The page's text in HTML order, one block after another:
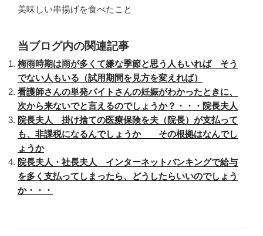
美味しい串揚げを食べたこと
当ブログ内の関連記事
梅雨時期は雨が多くて嫌な季節と思う人もいれば そう
でない人もいる（試用期間を見方を変えれば）
看護師さんの単発バイトさんの妊娠がわかったときに、
次から来ないでと言えるのでしょうか？・・・院長夫人
院長夫人 掛け捨ての医療保険を夫（院長）が支払って
も、非課税になるんでしょうか その根拠はなんでし
ょうか
院長夫人・社長夫人 インターネットバンキングで給与
を多く支払ってしまったら、どうしたらいいのでしょう
か・・・